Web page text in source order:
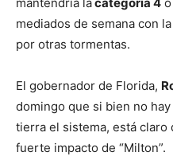
mediados de semana con
por otras tormentas.
El gobernador de Florida,
domingo que si bien no
tierra el sistema, está
fuerte impacto de “Milton”.